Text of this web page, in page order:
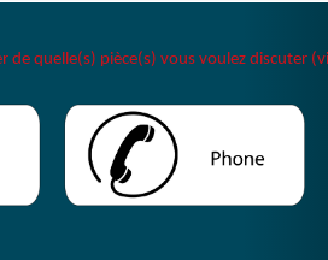
quelle(s) pièce(s) vous voulez discuter